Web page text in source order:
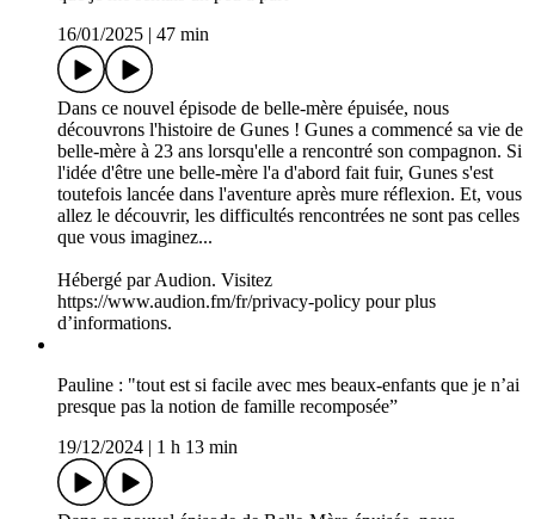
Bienvenue dans ce nouvel épisode de belle-mère épuisée !
Aujourd'hui, nous rencontrons Mathilde qui se confie sur son
double rôle de mère et de belle-mère épuisée ! De la rencontre
avec son compagnon qui était papa de deux enfants à la
famille recomposée qu’ils ont créée aujourd’hui, Mathilde se
confie sur son quotidien mais aussi les étapes et parfois
épreuves qu’elle a rencontrées.
Hébergé par Audion. Visitez
https://www.audion.fm/fr/privacy-policy pour plus
d’informations.